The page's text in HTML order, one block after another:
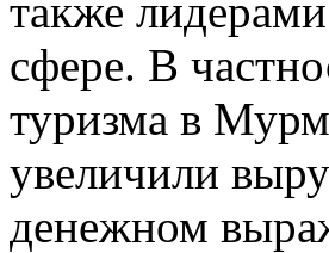
также
сфере. В
туризма в
увеличили
денежном